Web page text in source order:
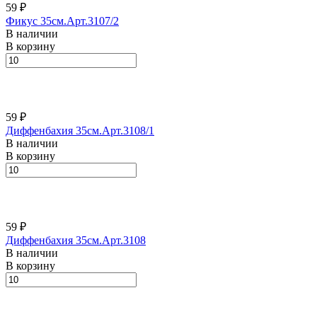
59 ₽
Фикус 35см.Арт.3107/2
В наличии
В корзину
59 ₽
Диффенбахия 35см.Арт.3108/1
В наличии
В корзину
59 ₽
Диффенбахия 35см.Арт.3108
В наличии
В корзину